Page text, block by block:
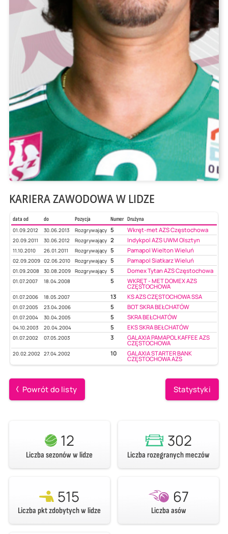
KARIERA ZAWODOWA W LIDZE
data od do Pozycja Numer Drużyna
01.09.2012
30.06.2013 Rozgrywający 5 Wkręt-met AZS Częstochowa
20.09.2011 30.06.2012 Rozgrywający 2 Indykpol AZS UWM Olsztyn
11.10.2010 26.01.2011 Rozgrywający 5 Pamapol Wielton Wieluń
02.09.2009 02.06.2010 Rozgrywający 5 Pamapol Siatkarz Wieluń
01.09.2008 30.08.2009 Rozgrywający 5 Domex Tytan AZS Częstochowa
01.07.2007 18.04.2008 5 WKRĘT - MET DOMEX AZS
CZĘSTOCHOWA
01.07.2006 18.05.2007 13 KS AZS CZĘSTOCHOWA SSA
01.07.2005 23.04.2006 5 BOT SKRA BEŁCHATÓW
01.07.2004 30.04.2005 5 SKRA BEŁCHATÓW
04.10.2003 20.04.2004 5 EKS SKRA BEŁCHATÓW
01.07.2002 07.05.2003 3 GALAXIA PAMAPOL KAFFEE AZS
CZĘSTOCHOWA
20.02.2002 27.04.2002 10 GALAXIA STARTER BANK
CZĘSTOCHOWA AZS
Powrót do listy Statystyki
12
Liczba sezonów w lidze
302
Liczba rozegranych meczów
515
Liczba pkt zdobytych w lidze
67
Liczba asów